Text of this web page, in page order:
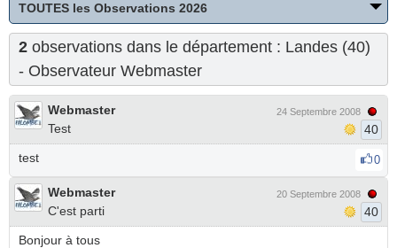
TOUTES les Observations 2026
2 observations dans le département : Landes (40)
- Observateur Webmaster
Webmaster
Test
24 Septembre 2008
40
test
0
Webmaster
C'est parti
20 Septembre 2008
40
Bonjour à tous